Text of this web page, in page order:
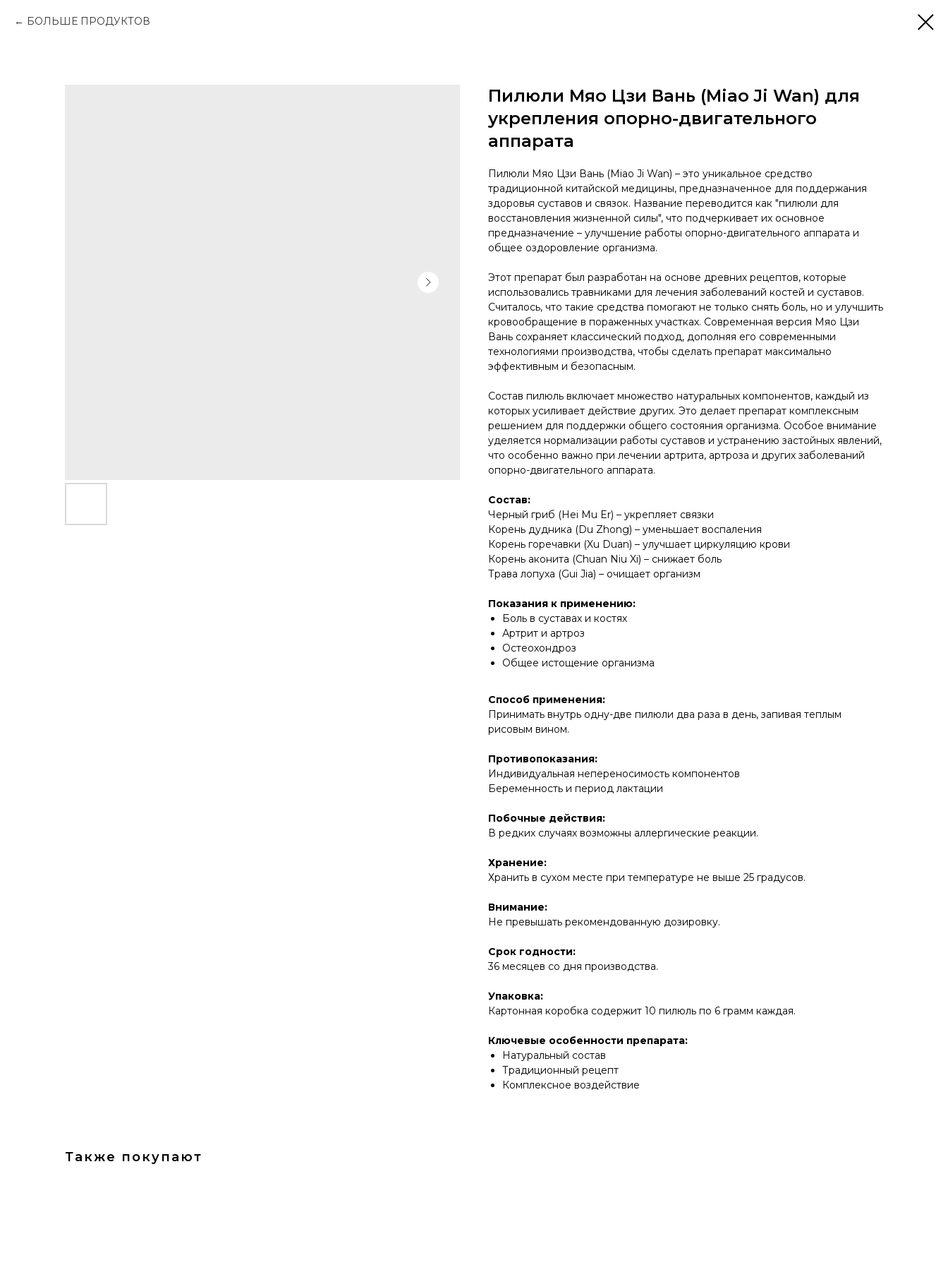
БОЛЬШЕ ПРОДУКТОВ
Пилюли Мяо Цзи Вань (Miao Ji Wan) для
укрепления опорно-двигательного
аппарата
Пилюли Мяо Цзи Вань (Miao Ji Wan) – это уникальное средство
традиционной китайской медицины, предназначенное для поддержания
здоровья суставов и связок. Название переводится как "пилюли для
восстановления жизненной силы", что подчеркивает их основное
предназначение – улучшение работы опорно-двигательного аппарата и
общее оздоровление организма.
Этот препарат был разработан на основе древних рецептов, которые
использовались травниками для лечения заболеваний костей и суставов.
Считалось, что такие средства помогают не только снять боль, но и улучшить
кровообращение в пораженных участках. Современная версия Мяо Цзи
Вань сохраняет классический подход, дополняя его современными
технологиями производства, чтобы сделать препарат максимально
эффективным и безопасным.
Состав пилюль включает множество натуральных компонентов, каждый из
которых усиливает действие других. Это делает препарат комплексным
решением для поддержки общего состояния организма. Особое внимание
уделяется нормализации работы суставов и устранению застойных явлений,
что особенно важно при лечении артрита, артроза и других заболеваний
опорно-двигательного аппарата.
Состав:
Черный гриб (Hei Mu Er) – укрепляет связки
Корень дудника (Du Zhong) – уменьшает воспаления
Корень горечавки (Xu Duan) – улучшает циркуляцию крови
Корень аконита (Chuan Niu Xi) – снижает боль
Трава лопуха (Gui Jia) – очищает организм
Показания к применению:
Боль в суставах и костях
Артрит и артроз
Остеохондроз
Общее истощение организма
Способ применения:
Принимать внутрь одну-две пилюли два раза в день, запивая теплым
рисовым вином.
Противопоказания:
Индивидуальная непереносимость компонентов
Беременность и период лактации
Побочные действия:
В редких случаях возможны аллергические реакции.
Хранение:
Хранить в сухом месте при температуре не выше 25 градусов.
Внимание:
Не превышать рекомендованную дозировку.
Срок годности:
36 месяцев со дня производства.
Упаковка:
Картонная коробка содержит 10 пилюль по 6 грамм каждая.
Ключевые особенности препарата:
Натуральный состав
Традиционный рецепт
Комплексное воздействие
Также покупают